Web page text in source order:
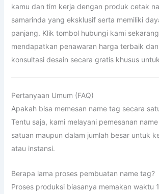
kamu dan tim kerja dengan produk cetak
samarinda yang eksklusif serta memiliki
panjang. Klik tombol hubungi kami
mendapatkan penawaran harga terbaik
konsultasi desain secara gratis khusus
Pertanyaan Umum (FAQ)
Apakah bisa memesan name tag secara
Tentu saja, kami melayani pemesanan
satuan maupun dalam jumlah besar untuk
atau instansi.
Berapa lama proses pembuatan name tag?
Proses produksi biasanya memakan waktu